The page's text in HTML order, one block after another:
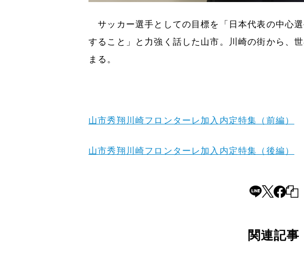
サッカー選手としての目標を「日本代表の中心
すること」と力強く話した山市。川崎の街から、
まる。
山市秀翔川崎フロンターレ加入内定特集（前編）
山市秀翔川崎フロンターレ加入内定特集（後編）
関連記事